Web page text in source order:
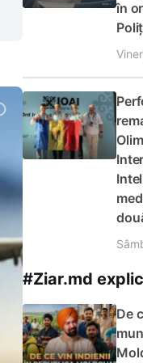
în
#Ziar.md
De